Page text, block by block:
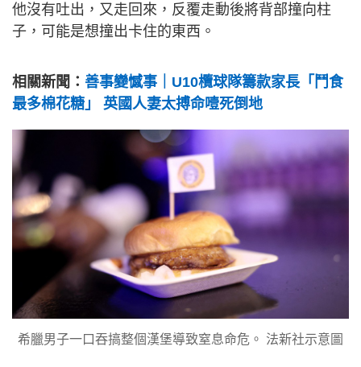
他沒有吐出，又走回來，反覆走動後將背部撞向柱
子，可能是想撞出卡住的東西。
相關新聞： 善事變憾事｜U10欖球隊籌款家長「鬥食
最多棉花糖」 英國人妻太搏命噎死倒地
希臘男子一口吞搞整個漢堡導致窒息命危。 法新社示意圖